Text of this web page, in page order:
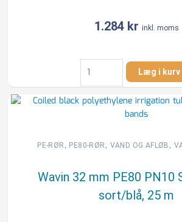
1.284 kr inkl. moms
Wavin
160
mm
PE100
rør,
6
m
Læg i kurv
PE-RØR , PE80-RØR , VAND OG AFLØB ,
Wavin 32 mm PE80 PN10
sort/blå, 25 m